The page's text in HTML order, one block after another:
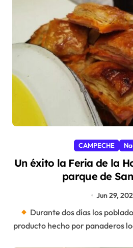
CAMPECHE
Un éxito la Feria de la
parque de
Jun 29,
Durante dos días los
producto hecho por panaderos